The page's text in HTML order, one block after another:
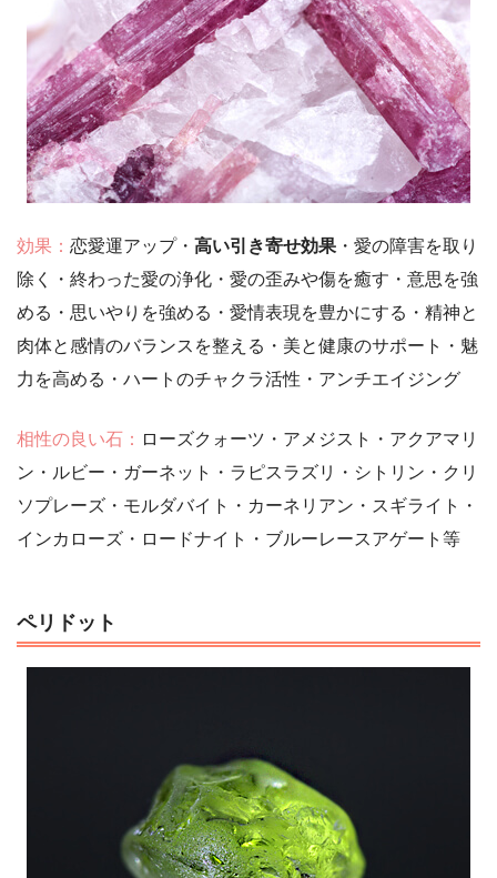
効果： 恋愛運アップ・ 高い引き寄せ効果 ・愛の障害を取り
除く・終わった愛の浄化・愛の歪みや傷を癒す・意思を強
める・思いやりを強める・愛情表現を豊かにする・精神と
肉体と感情のバランスを整える・美と健康のサポート・魅
力を高める・ハートのチャクラ活性・アンチエイジング
相性の良い石： ローズクォーツ・アメジスト・アクアマリ
ン・ルビー・ガーネット・ラピスラズリ・シトリン・クリ
ソプレーズ・モルダバイト・カーネリアン・スギライト・
インカローズ・ロードナイト・ブルーレースアゲート等
ペリドット